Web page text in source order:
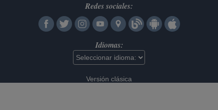
Redes sociales:
Idiomas:
Versión clásica